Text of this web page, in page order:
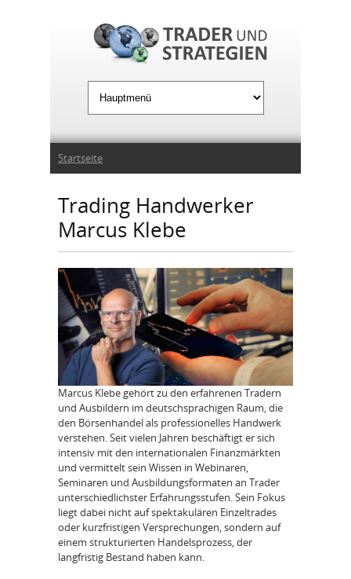
Sie sind hier
Startseite
Trading Handwerker
Marcus Klebe
Marcus Klebe gehört zu den erfahrenen Tradern
und Ausbildern im deutschsprachigen Raum, die
den Börsenhandel als professionelles Handwerk
verstehen. Seit vielen Jahren beschäftigt er sich
intensiv mit den internationalen Finanzmärkten
und vermittelt sein Wissen in Webinaren,
Seminaren und Ausbildungsformaten an Trader
unterschiedlichster Erfahrungsstufen. Sein Fokus
liegt dabei nicht auf spektakulären Einzeltrades
oder kurzfristigen Versprechungen, sondern auf
einem strukturierten Handelsprozess, der
langfristig Bestand haben kann.